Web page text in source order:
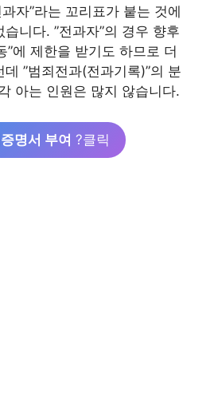
자”라는 꼬리표가 붙는 것에
니다. ”전과자”의 경우 향후
”에 제한을 받기도 하므로 더
”범죄전과(전과기록)”의 분
아는 인원은 많지 않습니다.
명서 부여 ?클릭